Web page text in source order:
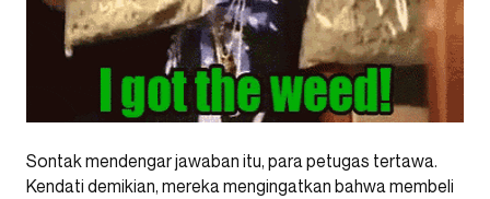
Sontak mendengar jawaban itu, para petugas tertawa.
Kendati demikian, mereka mengingatkan bahwa membeli